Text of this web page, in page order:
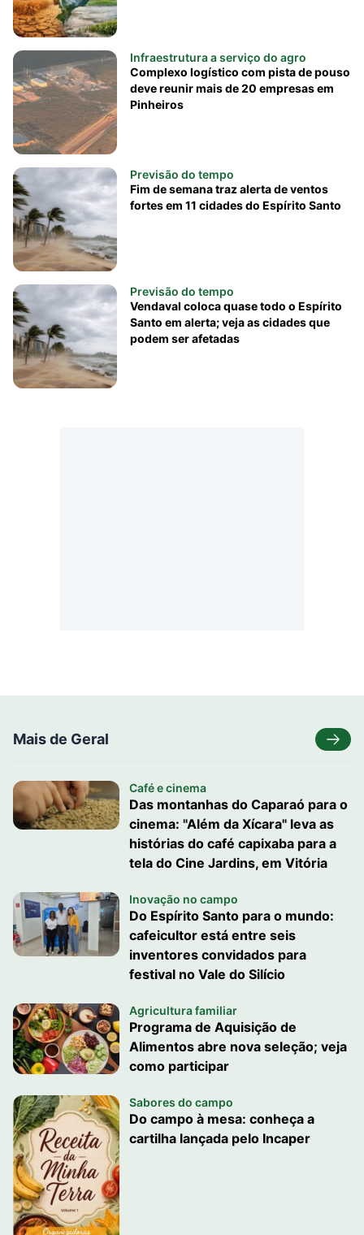
Infraestrutura a serviço do agro
Complexo logístico com pista de pouso
deve reunir mais de 20 empresas em
Pinheiros
Previsão do tempo
Fim de semana traz alerta de ventos
fortes em 11 cidades do Espírito Santo
Previsão do tempo
Vendaval coloca quase todo o Espírito
Santo em alerta; veja as cidades que
podem ser afetadas
Mais de Geral
Café e cinema
Das montanhas do Caparaó para o
cinema: "Além da Xícara" leva as
histórias do café capixaba para a
tela do Cine Jardins, em Vitória
Inovação no campo
Do Espírito Santo para o mundo:
cafeicultor está entre seis
inventores convidados para
festival no Vale do Silício
Agricultura familiar
Programa de Aquisição de
Alimentos abre nova seleção; veja
como participar
Sabores do campo
Do campo à mesa: conheça a
cartilha lançada pelo Incaper